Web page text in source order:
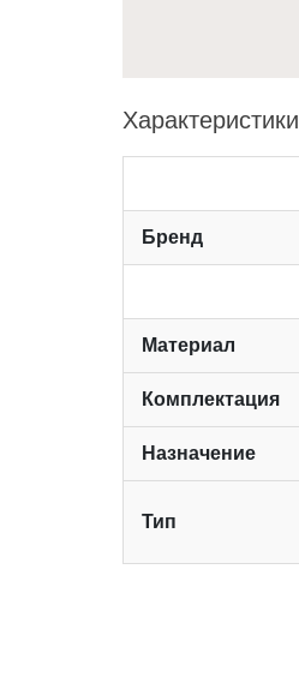
Характеристики
Бренд
Материал
Комплектация
Назначение
Тип